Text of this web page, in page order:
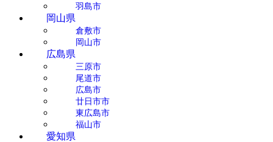
羽島市
岡山県
倉敷市
岡山市
広島県
三原市
尾道市
広島市
廿日市市
東広島市
福山市
愛知県